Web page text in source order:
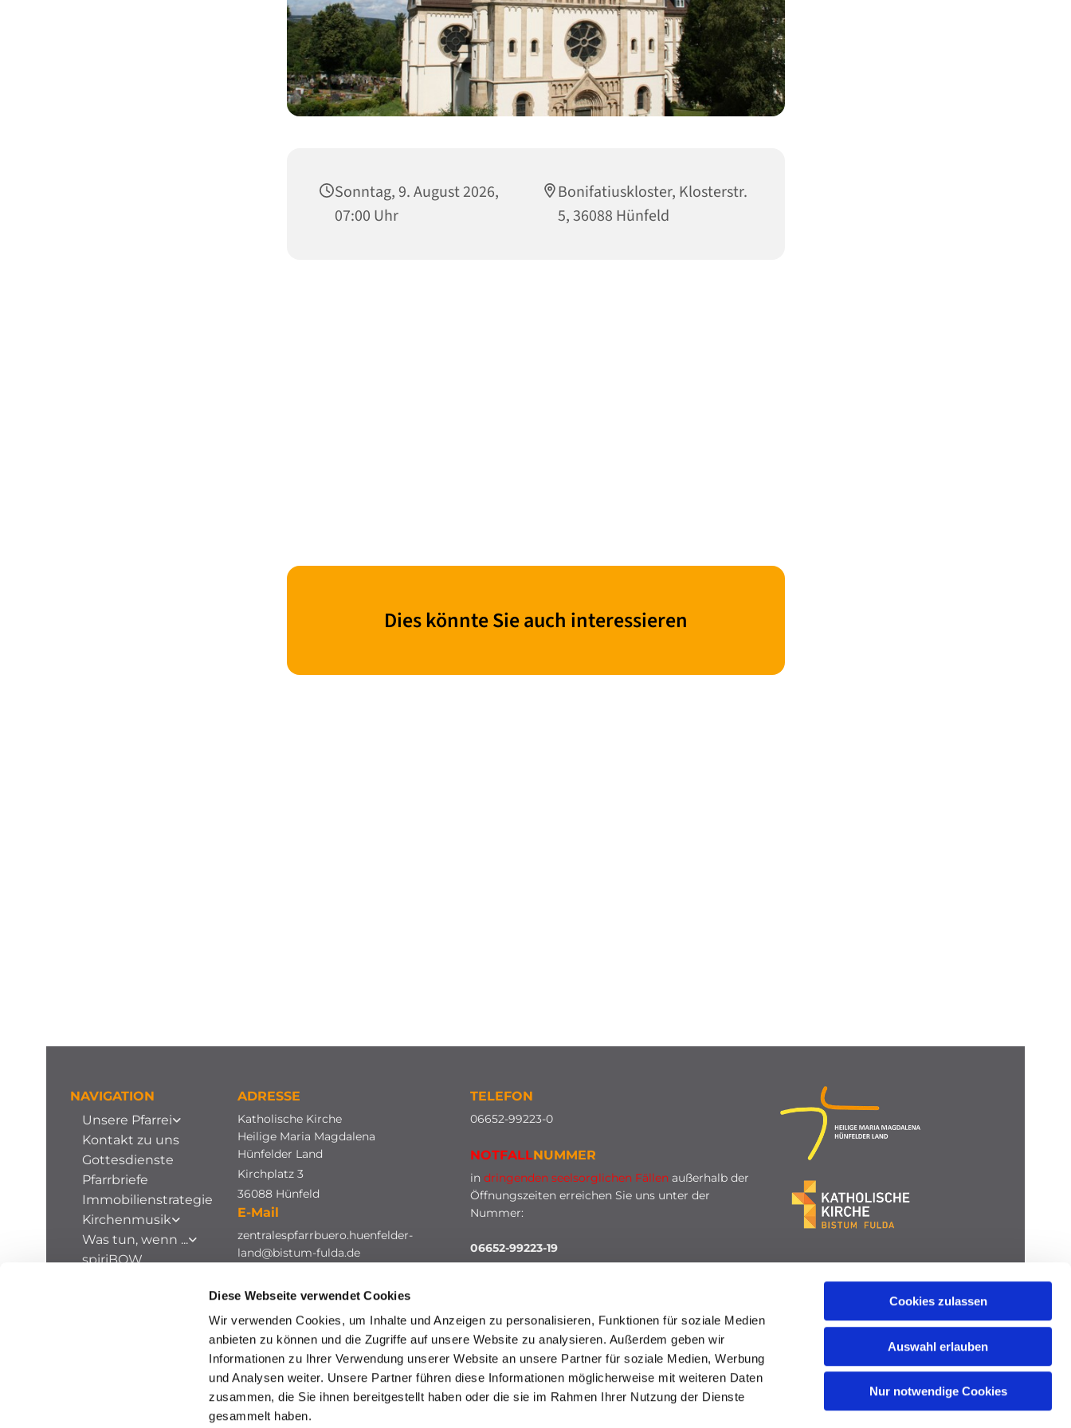
Diese Webseite verwendet Cookies
Wir verwenden Cookies, um Inhalte und Anzeigen zu personalisieren, Funktionen für soziale Medien
anbieten zu können und die Zugriffe auf unsere Website zu analysieren. Außerdem geben wir
Informationen zu Ihrer Verwendung unserer Website an unsere Partner für soziale Medien, Werbung
und Analysen weiter. Unsere Partner führen diese Informationen möglicherweise mit weiteren Daten
zusammen, die Sie ihnen bereitgestellt haben oder die sie im Rahmen Ihrer Nutzung der Dienste
gesammelt haben.
Cookies zulassen
Auswahl erlauben
Nur notwendige Cookies
Sonntag, 9. August 2026,
07:00 Uhr
Bonifatiuskloster, Klosterstr.
5, 36088 Hünfeld
Dies könnte Sie auch interessieren
NAVIGATION
Unsere Pfarrei
Kontakt zu uns
Gottesdienste
Pfarrbriefe
Immobilienstrategie
Kirchenmusik
Was tun, wenn ...
spiriBOW
ADRESSE
Katholische Kirche
Heilige Maria Magdalena
Hünfelder Land
Kirchplatz 3
36088 Hünfeld
E-Mail
zentralespfarrbuero.huenfelder-
land@bistum-fulda.de
TELEFON
06652-99223-0
NOTFALLNUMMER
in dringenden seelsorglichen Fällenaußerhalb der
Öffnungszeiten erreichen Sie uns unter der
Nummer:
06652-99223-19
HINWEISGEBERSCHUTZ